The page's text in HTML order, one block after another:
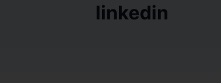
linkedin